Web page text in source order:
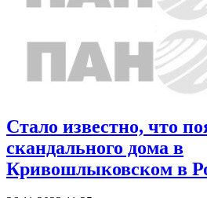
Стало известно, что
скандального дома в
Кривошлыковском в